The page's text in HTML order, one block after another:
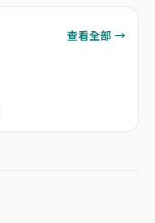
查看全部 →